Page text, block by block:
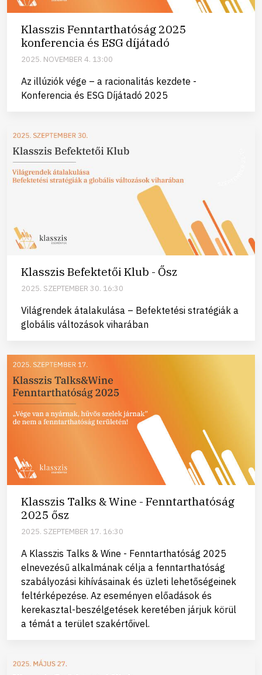
Klasszis Fenntarthatóság 2025
konferencia és ESG díjátadó
2025. NOVEMBER 4. 13:00
Az illúziók vége – a racionalitás kezdete -
Konferencia és ESG Díjátadó 2025
Klasszis Befektetői Klub - Ősz
2025. SZEPTEMBER 30. 16:30
Világrendek átalakulása – Befektetési stratégiák a
globális változások viharában
Klasszis Talks & Wine - Fenntarthatóság
2025 ősz
2025. SZEPTEMBER 17. 16:30
A Klasszis Talks & Wine - Fenntarthatóság 2025
elnevezésű alkalmának célja a fenntarthatóság
szabályozási kihívásainak és üzleti lehetőségeinek
feltérképezése. Az eseményen előadások és
kerekasztal-beszélgetések keretében járjuk körül
a témát a terület szakértőivel.